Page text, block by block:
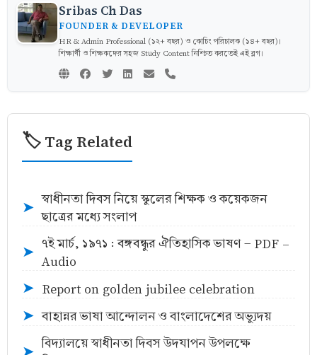
Sribas Ch Das
FOUNDER & DEVELOPER
HR & Admin Professional (১২+ বছর) ও কোচিং পরিচালক (১৪+ বছর)।
শিক্ষার্থী ও শিক্ষকদের সহজ Study Content নিশ্চিত করতেই এই ব্লগ।
🏷️ Tag Related
➤
স্বাধীনতা দিবস নিয়ে স্কুলের শিক্ষক ও কয়েকজন
ছাত্রের মধ্যে সংলাপ
➤
৭ই মার্চ, ১৯৭১ : বঙ্গবন্ধুর ঐতিহাসিক ভাষণ - PDF -
Audio
➤ Report on golden jubilee celebration
➤ বাহান্নর ভাষা আন্দোলন ও বাংলাদেশের অভ্যুদয়
বিদ্যালয়ে স্বাধীনতা দিবস উদযাপন উপলক্ষে